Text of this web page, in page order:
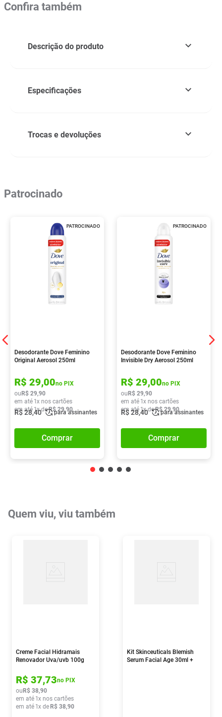
Confira também
Descrição do produto
Especificações
Trocas e devoluções
Patrocinado
PATROCINADO
Desodorante Dove Feminino
Original Aerosol 250ml
R$ 29,00no PIX
ou R$ 29,90
em até 1x nos cartões
em até 1x deR$ 29,90
R$28,40 para assinantes
Comprar
PATROCINADO
Desodorante Dove Feminino
Invisible Dry Aerosol 250ml
R$ 29,00no PIX
ou R$ 29,90
em até 1x nos cartões
em até 1x deR$ 29,90
R$28,40 para assinantes
Comprar
Quem viu, viu também
Creme Facial Hidramais
Renovador Uva/uvb 100g
R$ 37,73no PIX
ou R$ 38,90
em até 1x nos cartões
em até 1x de R$ 38,90
Kit Skinceuticals Blemish
Serum Facial Age 30ml +